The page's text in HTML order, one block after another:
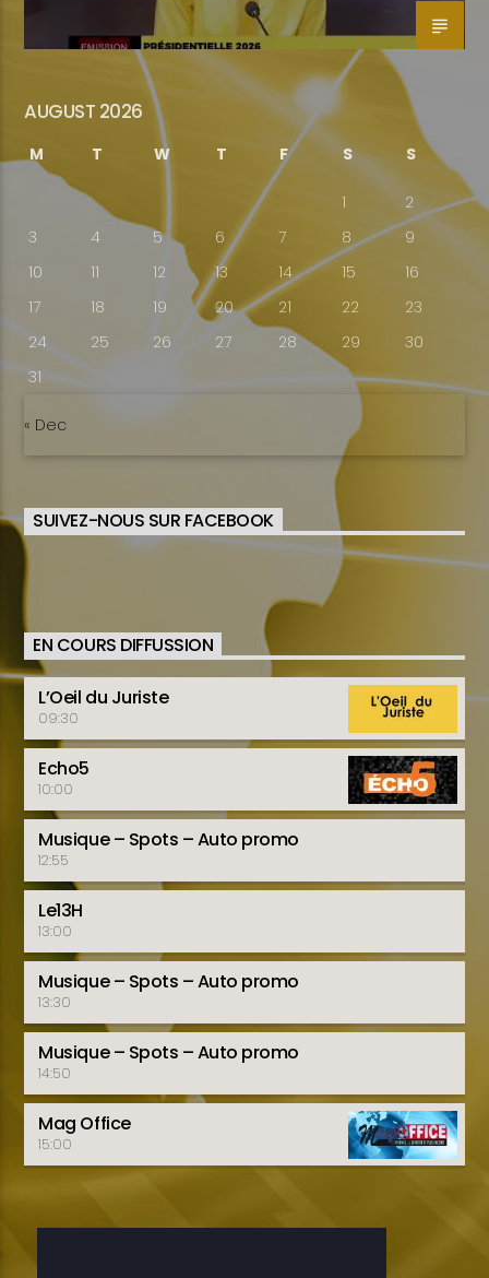
AUGUST 2026
M T W T F S S
1
2
3
4 5 6 7 8
9
10
11 12 13 14 15
16
17
18 19 20 21 22
23
24
25 26 27 28 29
30
31
« Dec
SUIVEZ-NOUS SUR FACEBOOK
EN COURS DIFFUSSION
L’Oeil du Juriste
09:30
Echo5
10:00
Musique – Spots – Auto promo
12:55
Le13H
13:00
Musique – Spots – Auto promo
13:30
Musique – Spots – Auto promo
14:50
Mag Office
15:00